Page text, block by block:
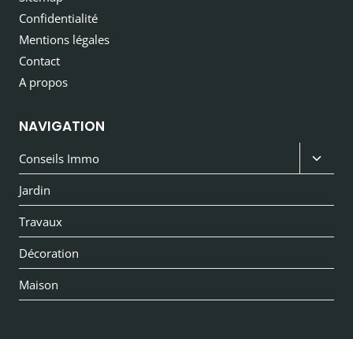
Confidentialité
Mentions légales
Contact
A propos
NAVIGATION
Conseils Immo
le
menu
Jardin
Travaux
Décoration
Maison